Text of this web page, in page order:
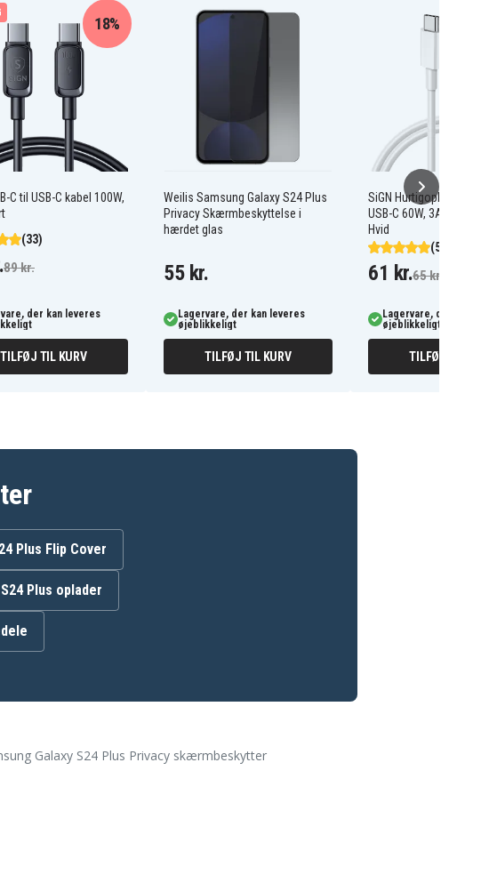
C til USB-C kabel 100W,
(33)
18%
89 kr.
der kan leveres
TILFØJ TIL KURV
Weilis Samsung Galaxy S24 Plus
Privacy Skærmbeskyttelse i
hærdet glas
55 kr.
Lagervare, der kan leveres
øjeblikkeligt
TILFØJ TIL KURV
SiGN
USB-C 60W, 3A, 1m
Hvid
(504)
61 kr.65 kr.
Lagervare, der kan
øjeblikkeligt
TILFØJ TIL
Plus Flip Cover
Plus oplader
Galaxy S24 Plus Privacy skærmbeskytter